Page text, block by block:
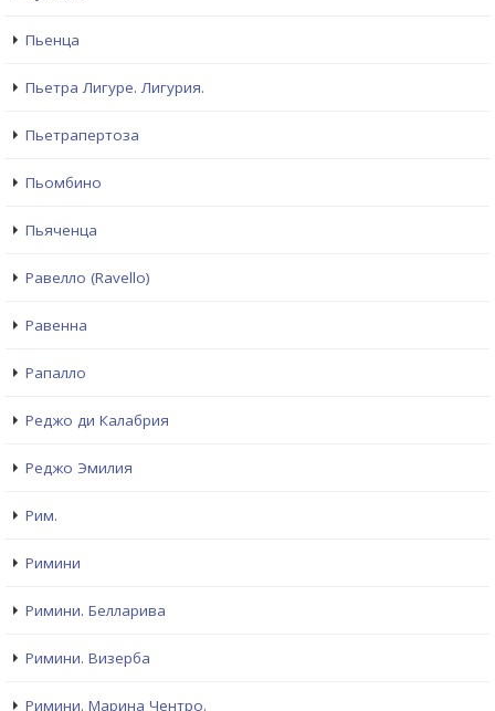
Пьенца
Пьетра Лигуре. Лигурия.
Пьетрапертоза
Пьомбино
Пьяченца
Равелло (Ravello)
Равенна
Рапалло
Реджо ди Калабрия
Реджо Эмилия
Рим.
Римини
Римини. Белларива
Римини. Визерба
Римини. Марина Чентро.